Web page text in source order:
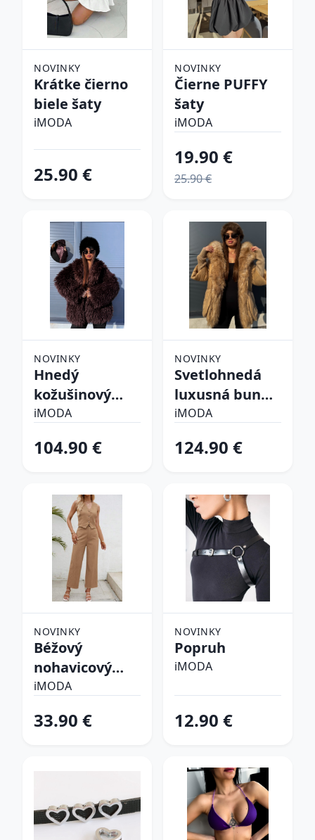
NOVINKY
Krátke čierno
biele šaty
iMODA
25.90 €
NOVINKY
Čierne PUFFY
šaty
iMODA
19.90 €
25.90 €
NOVINKY
Hnedý
kožušinový
kabát CHOCO
iMODA
104.90 €
NOVINKY
Svetlohnedá
luxusná bunda
s kožušinou
iMODA
124.90 €
NOVINKY
Béžový
nohavicový
komplet
iMODA
33.90 €
NOVINKY
Popruh
iMODA
12.90 €